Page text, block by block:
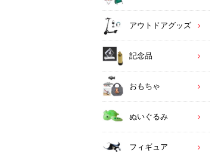
アウトドアグッズ
記念品
おもちゃ
ぬいぐるみ
フィギュア